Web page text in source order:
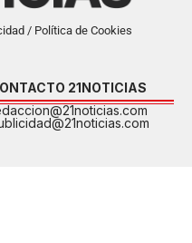
/ Política de Cookies
21NOTICIAS